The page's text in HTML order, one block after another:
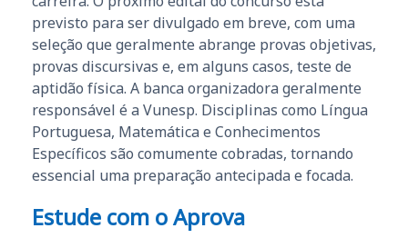
previsto para ser divulgado em breve, com uma
seleção que geralmente abrange provas objetivas,
provas discursivas e, em alguns casos, teste de
aptidão física. A banca organizadora geralmente
responsável é a Vunesp. Disciplinas como Língua
Portuguesa, Matemática e Conhecimentos
Específicos são comumente cobradas, tornando
essencial uma preparação antecipada e focada.
Estude com o Aprova